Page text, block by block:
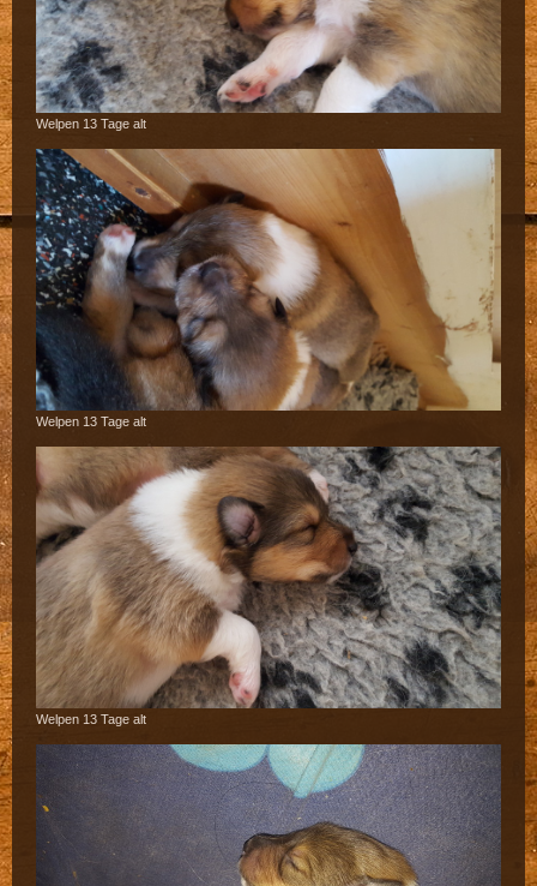
Welpen 13 Tage alt
Welpen 13 Tage alt
Welpen 13 Tage alt